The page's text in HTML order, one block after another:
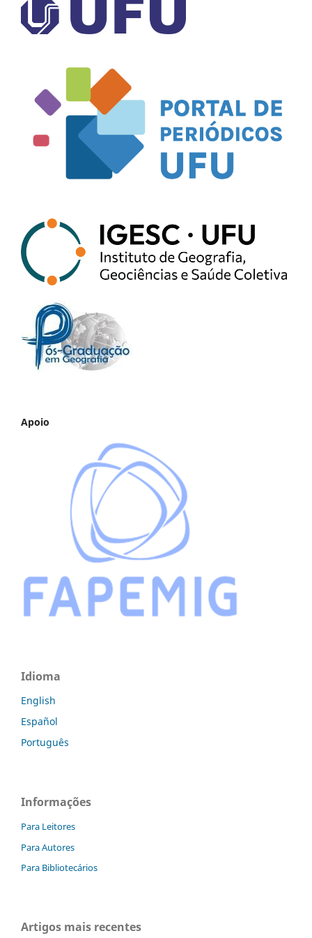
Apoio
Idioma
English
Español
Português
Informações
Para Leitores
Para Autores
Para Bibliotecários
Artigos mais recentes